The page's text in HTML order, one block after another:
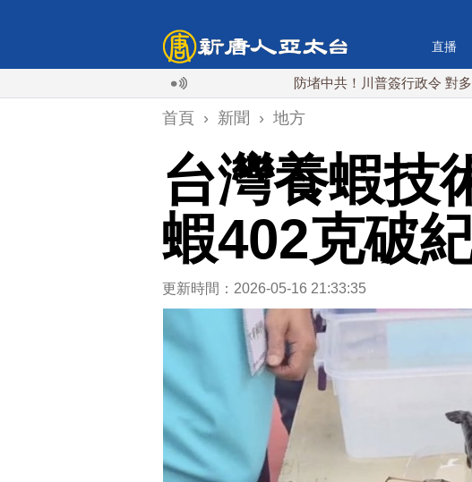
直播
防堵中共！川普簽行政令 對多晶矽課
首頁 › 新聞 › 地方
台灣養蝦技
蝦402克破
更新時間：2026-05-16 21:33:35